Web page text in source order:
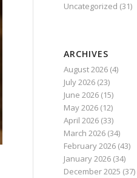
Uncategorized (31)
ARCHIVES
August 2026 (4)
July 2026 (23)
June 2026 (15)
May 2026 (12)
April 2026 (33)
March 2026 (34)
February 2026 (43)
January 2026 (34)
December 2025 (37)